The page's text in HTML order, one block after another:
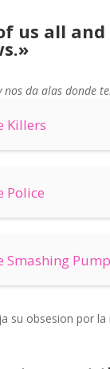
us all
da alas donde
Killers
Police
Smashing
su obsesion por